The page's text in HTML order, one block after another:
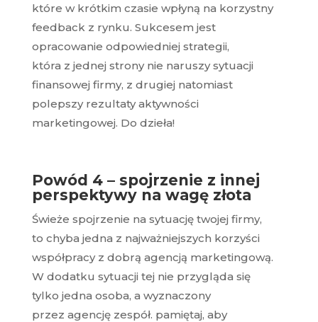
które w krótkim czasie wpłyną na korzystny
feedback z rynku. Sukcesem jest
opracowanie odpowiedniej strategii,
która z jednej strony nie naruszy sytuacji
finansowej firmy, z drugiej natomiast
polepszy rezultaty aktywności
marketingowej. Do dzieła!
Powód 4 – spojrzenie z innej
perspektywy na wagę złota
Świeże spojrzenie na sytuację twojej firmy,
to chyba jedna z najważniejszych korzyści
współpracy z dobrą agencją marketingową.
W dodatku sytuacji tej nie przygląda się
tylko jedna osoba, a wyznaczony
przez agencję zespół. pamiętaj, aby